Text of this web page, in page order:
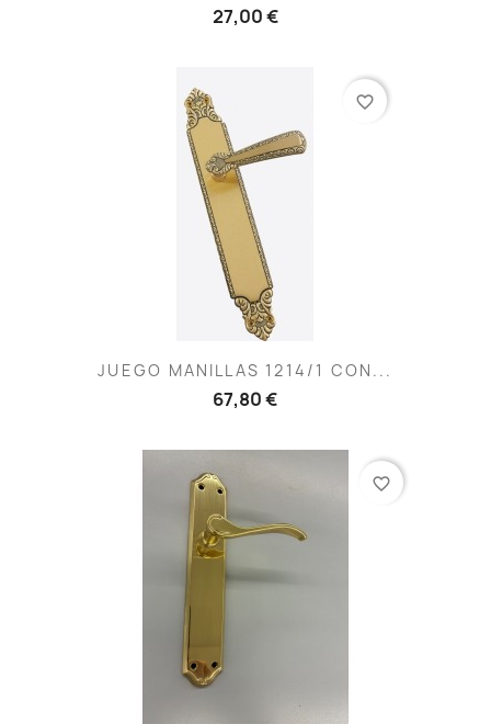
27,00 €
JUEGO MANILLAS 1214/1 CON...
67,80 €
favorite_border
favorite_border